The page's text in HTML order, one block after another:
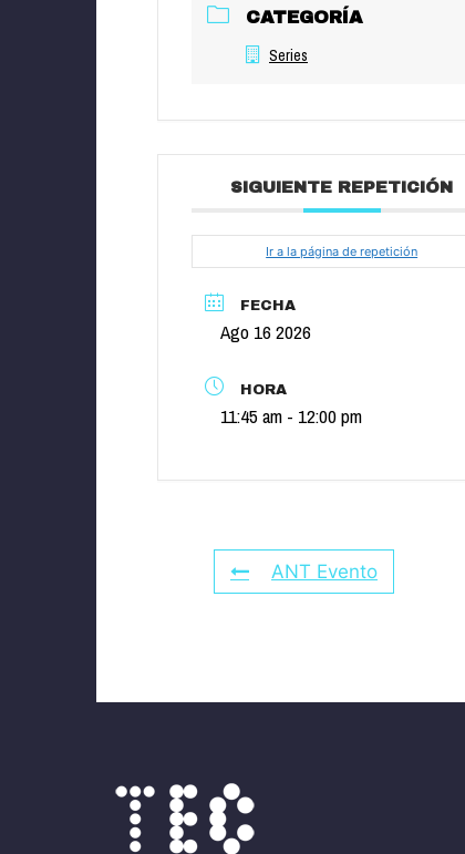
CATEGORÍA
Series
SIGUIENTE REPETICIÓN
Ir a la página de repetición
FECHA
Ago 16 2026
HORA
11:45 am - 12:00 pm
ANT Evento